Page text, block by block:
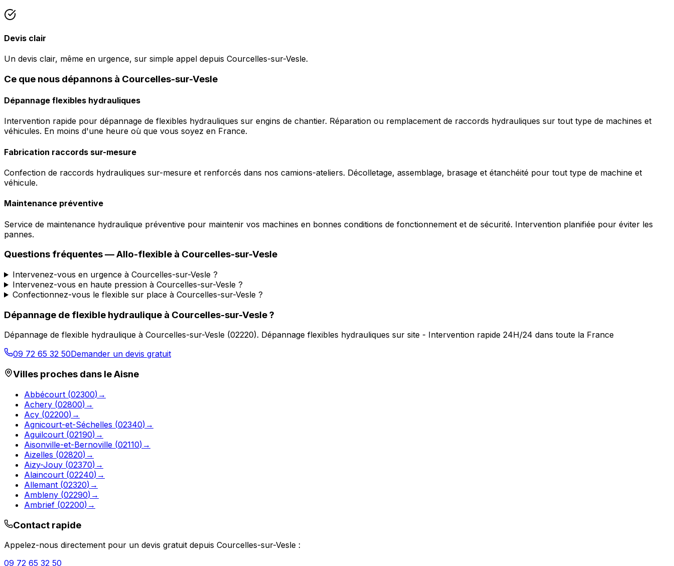
Devis clair
Un devis clair, même en urgence, sur simple appel depuis Courcelles-sur-Vesle.
Ce que nous dépannons à Courcelles-sur-Vesle
Dépannage flexibles hydrauliques
Intervention rapide pour dépannage de flexibles hydrauliques sur engins de chantier. Réparation ou remplacement de raccords hydrauliques sur tout type de machines et
véhicules. En moins d'une heure où que vous soyez en France.
Fabrication raccords sur-mesure
Confection de raccords hydrauliques sur-mesure et renforcés dans nos camions-ateliers. Décolletage, assemblage, brasage et étanchéité pour tout type de machine et
véhicule.
Maintenance préventive
Service de maintenance hydraulique préventive pour maintenir vos machines en bonnes conditions de fonctionnement et de sécurité. Intervention planifiée pour éviter les
pannes.
Questions fréquentes —Allo-flexible à Courcelles-sur-Vesle
Intervenez-vous en urgence à Courcelles-sur-Vesle ?
Intervenez-vous en haute pression à Courcelles-sur-Vesle ?
Confectionnez-vous le flexible sur place à Courcelles-sur-Vesle ?
Dépannage de flexible hydraulique à Courcelles-sur-Vesle?
Dépannage de flexible hydraulique à Courcelles-sur-Vesle (02220). Dépannage flexibles hydrauliques sur site - Intervention rapide 24H/24 dans toute la France
09 72 65 32 50Demander un devis gratuit
Villes proches dans leAisne
Abbécourt (02300) →
Achery (02800) →
Acy (02200) →
Agnicourt-et-Séchelles (02340) →
Aguilcourt (02190) →
Aisonville-et-Bernoville (02110) →
Aizelles (02820) →
Aizy-Jouy (02370) →
Alaincourt (02240) →
Allemant (02320) →
Ambleny (02290) →
Ambrief (02200) →
Contact rapide
Appelez-nous directement pour un devis gratuit depuis Courcelles-sur-Vesle :
09 72 65 32 50